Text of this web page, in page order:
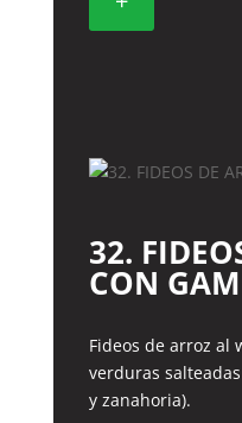
AGRIOPICANTE
32.
CON
Fideos de arroz al
verduras
y zanahoria).